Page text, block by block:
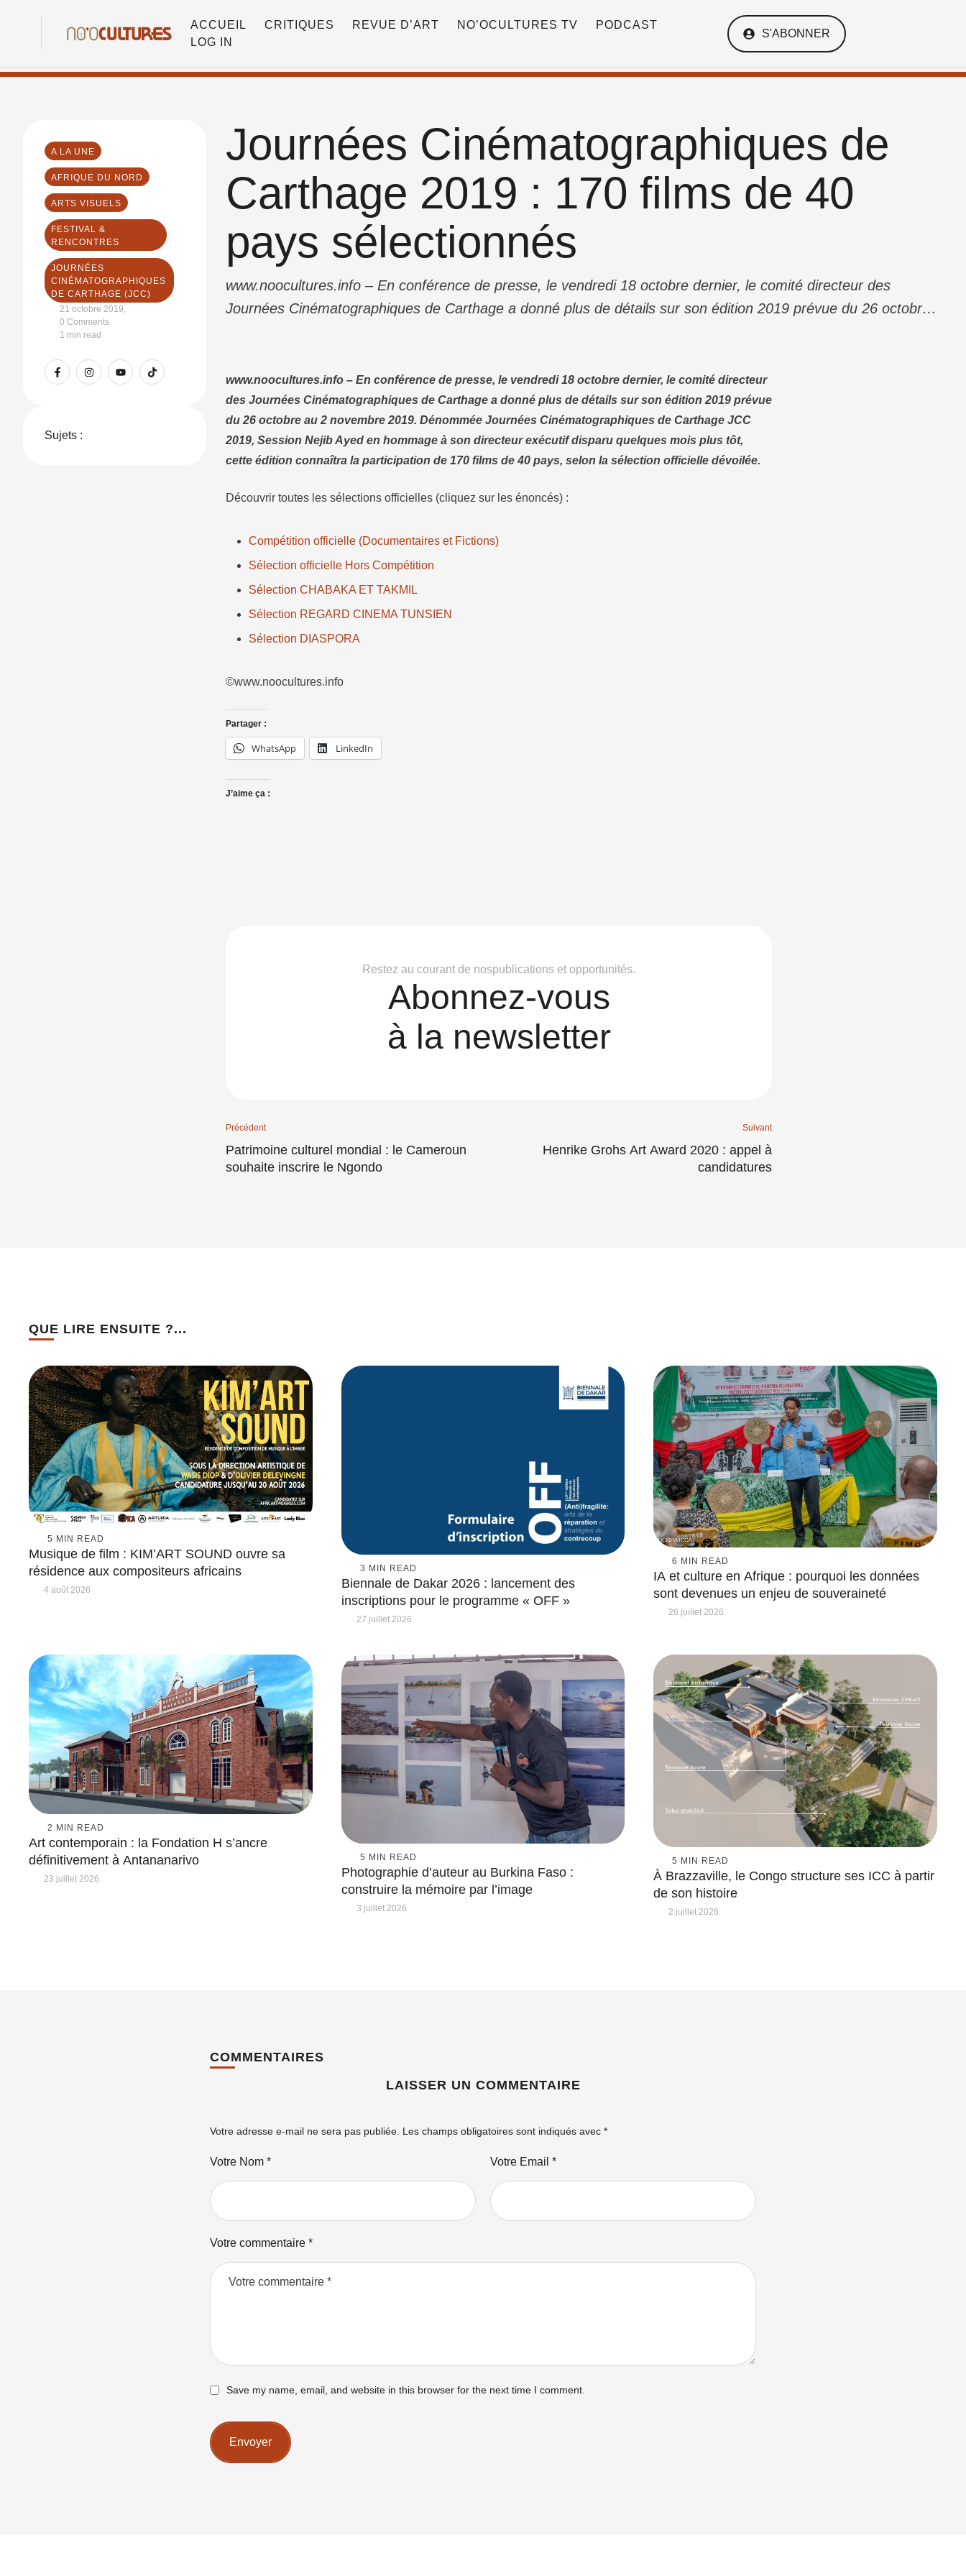
ACCUEIL CRITIQUES REVUE D’ART NO’OCULTURES TV
PODCAST
LOG IN
S'ABONNER
A LA UNE
AFRIQUE DU NORD
ARTS VISUELS
FESTIVAL &
RENCONTRES
JOURNÉES
CINÉMATOGRAPHIQUES
DE CARTHAGE (JCC)
21 octobre 2019,
0 Comments
1 min read
Sujets :
Journées Cinématographiques de
Carthage 2019 : 170 films de 40
pays sélectionnés
www.noocultures.info – En conférence de presse, le vendredi 18 octobre dernier, le comité directeur des
Journées Cinématographiques de Carthage a donné plus de détails sur son édition 2019 prévue du 26 octobre
www.noocultures.info – En conférence de presse, le vendredi 18 octobre dernier, le comité directeur
des Journées Cinématographiques de Carthage a donné plus de détails sur son édition 2019 prévue
du 26 octobre au 2 novembre 2019. Dénommée Journées Cinématographiques de Carthage JCC
2019, Session Nejib Ayed en hommage à son directeur exécutif disparu quelques mois plus tôt,
cette édition connaîtra la participation de 170 films de 40 pays, selon la sélection officielle dévoilée.
Découvrir toutes les sélections officielles (cliquez sur les énoncés) :
Compétition officielle (Documentaires et Fictions)
Sélection officielle Hors Compétition
Sélection CHABAKA ET TAKMIL
Sélection REGARD CINEMA TUNSIEN
Sélection DIASPORA
©www.noocultures.info
Partager :
WhatsApp LinkedIn
J’aime ça :
Restez au courant de nospublications et opportunités.
Abonnez-vous
à la newsletter
Précédent
Patrimoine culturel mondial : le Cameroun
souhaite inscrire le Ngondo
Suivant
Henrike Grohs Art Award 2020 : appel à
candidatures
QUE LIRE ENSUITE ?...
5 MIN READ
Musique de film : KIM’ART SOUND ouvre sa
résidence aux compositeurs africains
4 août 2026
3 MIN READ
Biennale de Dakar 2026 : lancement des
inscriptions pour le programme « OFF »
27 juillet 2026
6 MIN READ
IA et culture en Afrique : pourquoi les données
sont devenues un enjeu de souveraineté
26 juillet 2026
2 MIN READ
Art contemporain : la Fondation H s’ancre
définitivement à Antananarivo
23 juillet 2026
5 MIN READ
Photographie d’auteur au Burkina Faso :
construire la mémoire par l’image
3 juillet 2026
5 MIN READ
À Brazzaville, le Congo structure ses ICC à partir
de son histoire
2 juillet 2026
COMMENTAIRES
LAISSER UN COMMENTAIRE
Votre adresse e-mail ne sera pas publiée. Les champs obligatoires sont indiqués avec *
Votre commentaire *
Votre Nom * Votre Email *
Save my name, email, and website in this browser for the next time I comment.
Envoyer